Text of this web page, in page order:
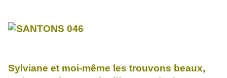
Sylviane et moi-même les trouvons beaux,